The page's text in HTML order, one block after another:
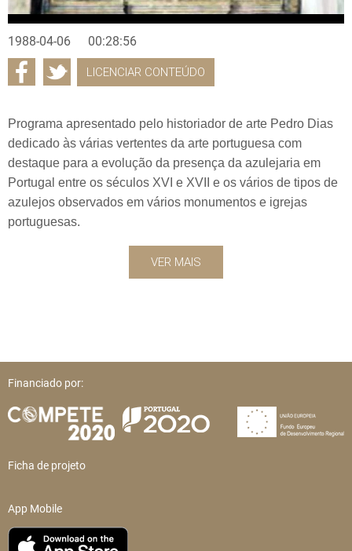
1988-04-06 00:28:56
LICENCIAR CONTEÚDO
Programa apresentado pelo historiador de arte Pedro Dias
dedicado às várias vertentes da arte portuguesa com
destaque para a evolução da presença da azulejaria em
Portugal entre os séculos XVI e XVII e os vários de tipos de
azulejos observados em vários monumentos e igrejas
portuguesas.
VER MAIS
Financiado por:
Ficha de projeto
App Mobile